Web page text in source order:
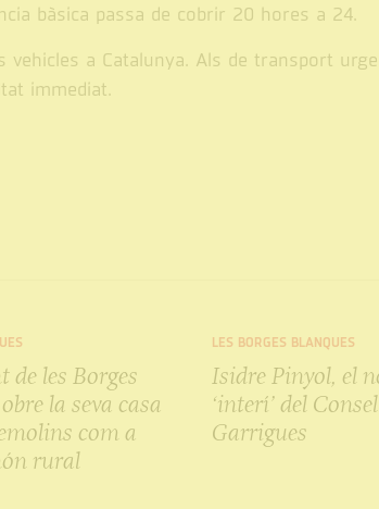
bàsica passa de cobrir 20 hores a 24.
a Catalunya. Als de transport
immediat.
de les Borges
la seva casa
com a
rural
LES BORGES BLANQUES
Isidre Pinyol, el
‘interí’ del
Garrigues